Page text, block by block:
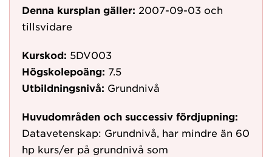
Denna kursplan gäller: 2007-09-03 och
tillsvidare
Kurskod: 5DV003
Högskolepoäng: 7.5
Utbildningsnivå: Grundnivå
Huvudområden och successiv fördjupning:
Datavetenskap: Grundnivå, har mindre än 60
hp kurs/er på grundnivå som